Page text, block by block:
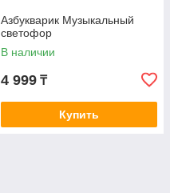
Азбукварик Музыкальный
светофор
В наличии
4 999 ₸
Купить